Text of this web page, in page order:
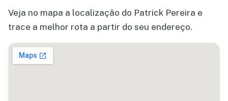
Veja no mapa a localização do Patrick Pereira e
trace a melhor rota a partir do seu endereço.